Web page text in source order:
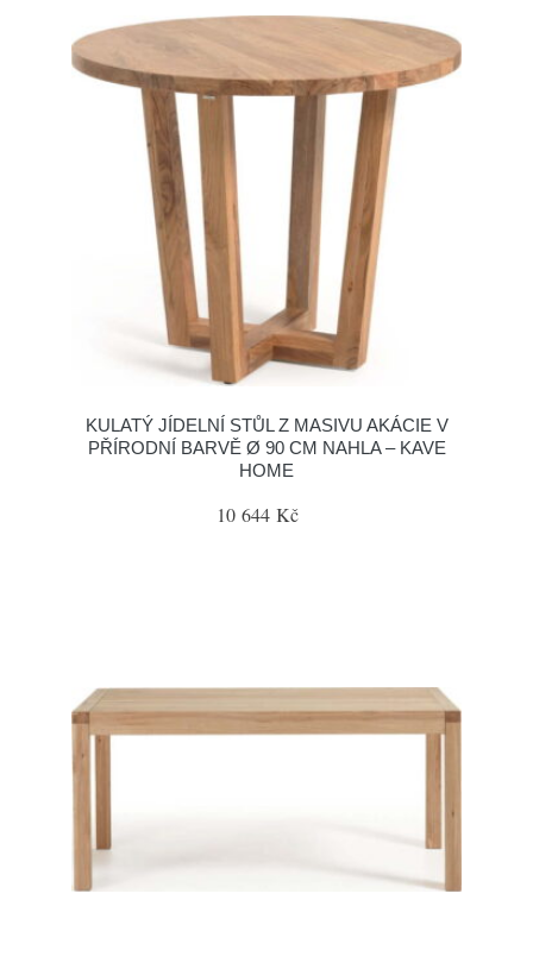
KULATÝ JÍDELNÍ STŮL Z MASIVU AKÁCIE V
PŘÍRODNÍ BARVĚ Ø 90 CM NAHLA – KAVE
HOME
10 644 Kč